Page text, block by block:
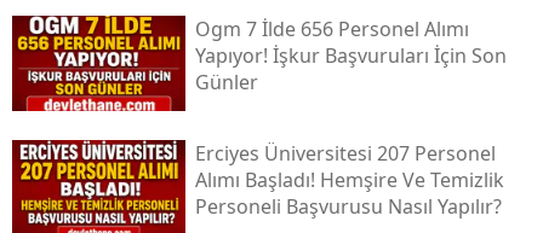
Ogm 7 İlde 656 Personel Alımı
Yapıyor! İşkur Başvuruları İçin Son
Günler
Erciyes Üniversitesi 207 Personel
Alımı Başladı! Hemşire Ve Temizlik
Personeli Başvurusu Nasıl Yapılır?